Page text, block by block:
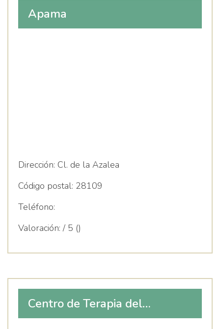
Apama
Dirección: Cl. de la Azalea
Código postal: 28109
Teléfono:
Valoración: / 5 ()
Centro de Terapia del